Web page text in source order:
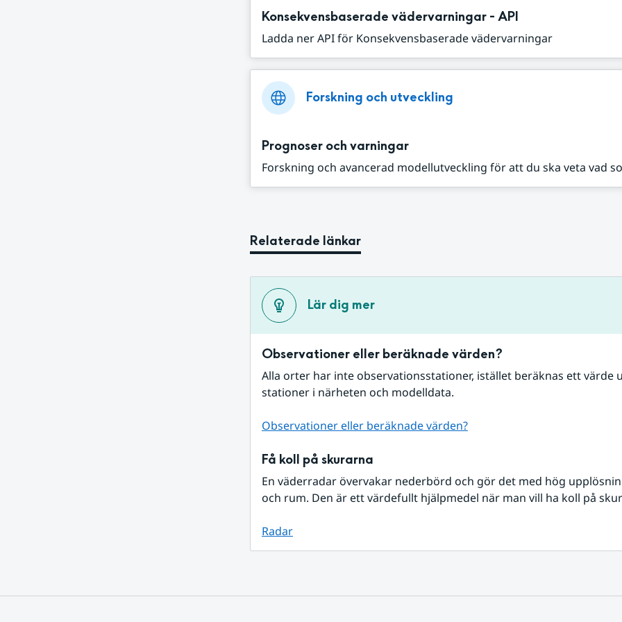
Konsekvensbaserade vädervarningar - API
Ladda ner API för Konsekvensbaserade vädervarningar
Forskning och utveckling
Prognoser och varningar
Forskning och avancerad modellutveckling för att du ska veta vad
Relaterade länkar
Lär dig mer
Observationer eller beräknade värden?
Alla orter har inte observationsstationer, istället beräknas ett värde
stationer i närheten och modelldata.
Observationer eller beräknade värden?
Få koll på skurarna
En väderradar övervakar nederbörd och gör det med hög
och rum. Den är ett värdefullt hjälpmedel när man vill ha koll på
Radar